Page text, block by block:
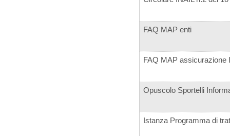
FAQ MAP enti
FAQ MAP assicurazione
Opuscolo Sportelli
Istanza Programma di